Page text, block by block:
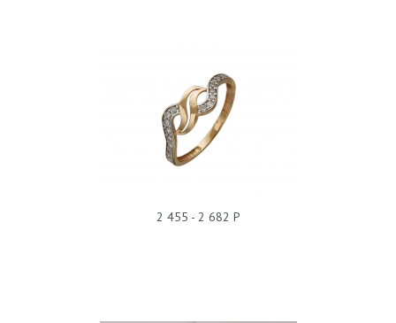
КОЛЬЦО ФИАНИТ Т11К110056
2 455 - 2 682 Р